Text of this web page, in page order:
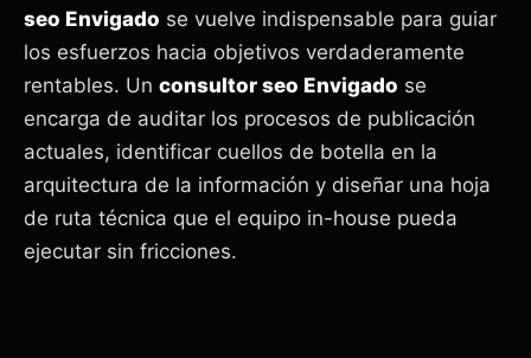
seo Envigado se vuelve indispensable para guiar
los esfuerzos hacia objetivos verdaderamente
rentables. Un consultor seo Envigado se
encarga de auditar los procesos de publicación
actuales, identificar cuellos de botella en la
arquitectura de la información y diseñar una hoja
de ruta técnica que el equipo in-house pueda
ejecutar sin fricciones.